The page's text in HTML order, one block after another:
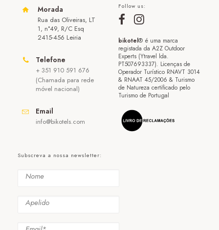
Morada
Rua das Oliveiras, LT
1, n°49, R/C Esq
2415-456 Leiria
Telefone
+ 351 910 591 676
(Chamada para rede
móvel nacional)
Email
info@bikotels.com
Follow us:
bikotel® é uma marca
registada da A2Z Outdoor
Experts (Ytravel lda.
PT507693337). Licenças de
Operador Turístico RNAVT 3014
& RNAAT 45/2006 & Turismo
de Natureza certificado pelo
Turismo de Portugal
Subscreva a nossa newsletter: